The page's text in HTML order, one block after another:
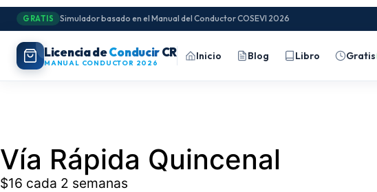
GRATIS Simulador basado en el Manual del Conductor COSEVI 2026
Licencia deConducirCR
MANUAL CONDUCTOR 2026
Inicio Blog Libro Gratis
Vía Rápida Quincenal
$16 cada 2 semanas